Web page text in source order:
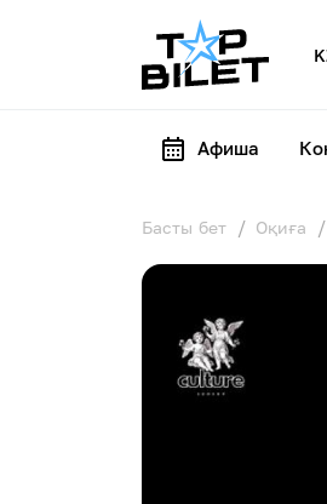
Афиша
Басты бет Оқиға